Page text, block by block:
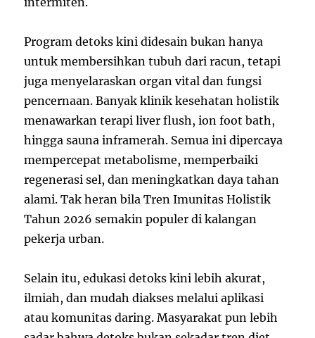
Program detoks kini didesain bukan hanya
untuk membersihkan tubuh dari racun, tetapi
juga menyelaraskan organ vital dan fungsi
pencernaan. Banyak klinik kesehatan holistik
menawarkan terapi liver flush, ion foot bath,
hingga sauna inframerah. Semua ini dipercaya
mempercepat metabolisme, memperbaiki
regenerasi sel, dan meningkatkan daya tahan
alami. Tak heran bila Tren Imunitas Holistik
Tahun 2026 semakin populer di kalangan
pekerja urban.
Selain itu, edukasi detoks kini lebih akurat,
ilmiah, dan mudah diakses melalui aplikasi
atau komunitas daring. Masyarakat pun lebih